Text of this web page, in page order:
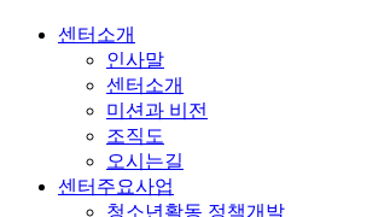
센터소개
인사말
센터소개
미션과 비전
조직도
오시는길
센터주요사업
청소년활동 정책개발